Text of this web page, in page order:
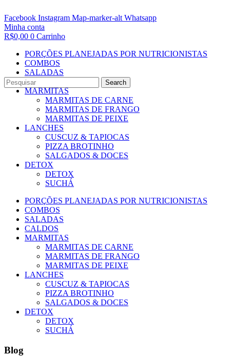
Search
Facebook Instagram Map-marker-alt Whatsapp
Minha conta
R$0,00 0 Carrinho
PORÇÕES PLANEJADAS POR NUTRICIONISTAS​
COMBOS
SALADAS
CALDOS
MARMITAS
MARMITAS DE CARNE
MARMITAS DE FRANGO
MARMITAS DE PEIXE
LANCHES
CUSCUZ & TAPIOCAS
PIZZA BROTINHO
SALGADOS & DOCES
DETOX
DETOX
SUCHÁ
PORÇÕES PLANEJADAS POR NUTRICIONISTAS​
COMBOS
SALADAS
CALDOS
MARMITAS
MARMITAS DE CARNE
MARMITAS DE FRANGO
MARMITAS DE PEIXE
LANCHES
CUSCUZ & TAPIOCAS
PIZZA BROTINHO
SALGADOS & DOCES
DETOX
DETOX
SUCHÁ
Blog